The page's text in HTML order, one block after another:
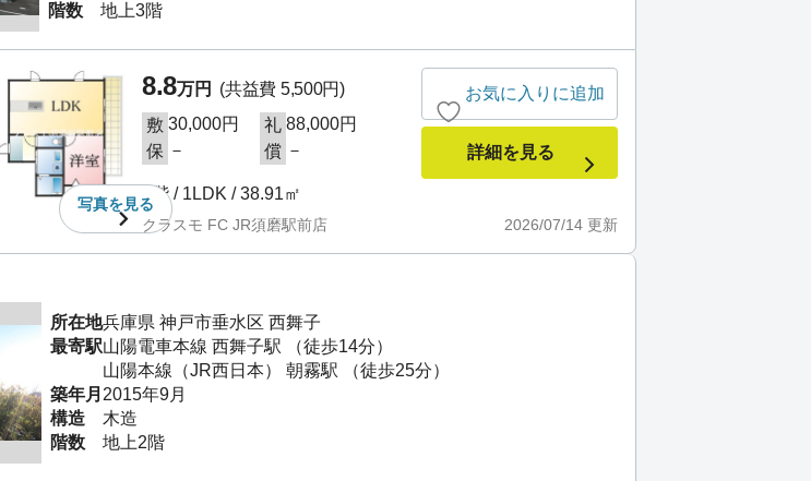
階数
地上3階
写真を見る
8.8万円
(共益費 5,500円)
敷 30,000円 礼 88,000円
保 － 償 －
3階 / 1LDK / 38.91㎡
2026/07/14 更新
クラスモ FC JR須磨駅前店
お気に入りに追加
詳細を見る
所在地兵庫県 神戸市垂水区 西舞子
最寄駅山陽電車本線 西舞子駅 （徒歩14分）
山陽本線（JR西日本） 朝霧駅 （徒歩25分）
築年月 2015年9月
構造
木造
階数
地上2階